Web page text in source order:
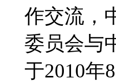
作交流，
委员会与
于2010年